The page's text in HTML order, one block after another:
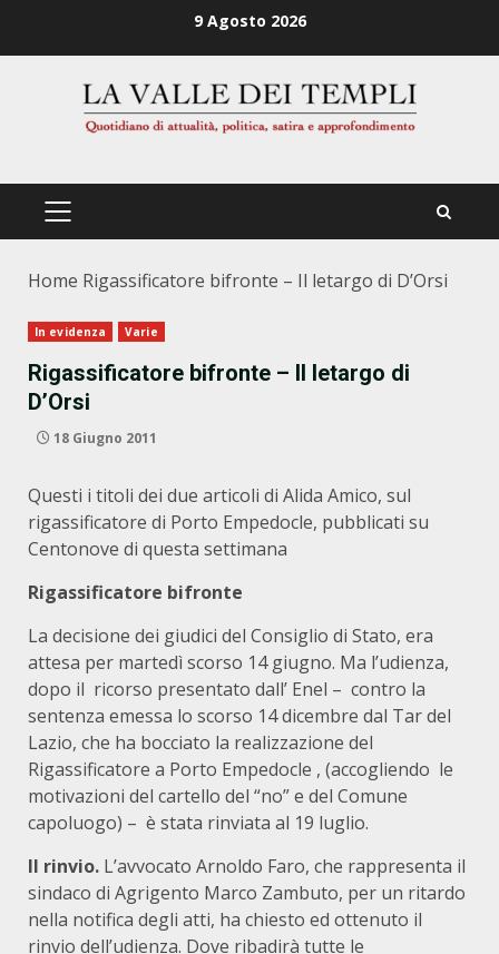
9 Agosto 2026
PRIMÄRES
Home Rigassificatore bifronte – Il letargo di D’Orsi
In evidenza Varie
Rigassificatore bifronte – Il letargo di
D’Orsi
18 Giugno 2011
Questi i titoli dei due articoli di Alida Amico, sul
rigassificatore di Porto Empedocle, pubblicati su
Centonove di questa settimana
Rigassificatore bifronte
La decisione dei giudici del Consiglio di Stato, era
attesa per martedì scorso 14 giugno. Ma l’udienza,
dopo il ricorso presentato dall’ Enel – contro la
sentenza emessa lo scorso 14 dicembre dal Tar del
Lazio, che ha bocciato la realizzazione del
Rigassificatore a Porto Empedocle , (accogliendo le
motivazioni del cartello del “no” e del Comune
capoluogo) – è stata rinviata al 19 luglio.
Il rinvio. L’avvocato Arnoldo Faro, che rappresenta il
sindaco di Agrigento Marco Zambuto, per un ritardo
nella notifica degli atti, ha chiesto ed ottenuto il
rinvio dell’udienza. Dove ribadirà tutte le